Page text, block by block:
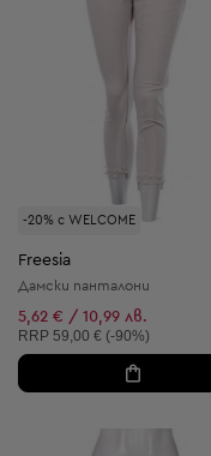
-20% с WELCOME
Freesia
Дамски панталони
5,62 € / 10,99 лв.
Препоръчителна цена:
RRP 59,00 € (-90%)